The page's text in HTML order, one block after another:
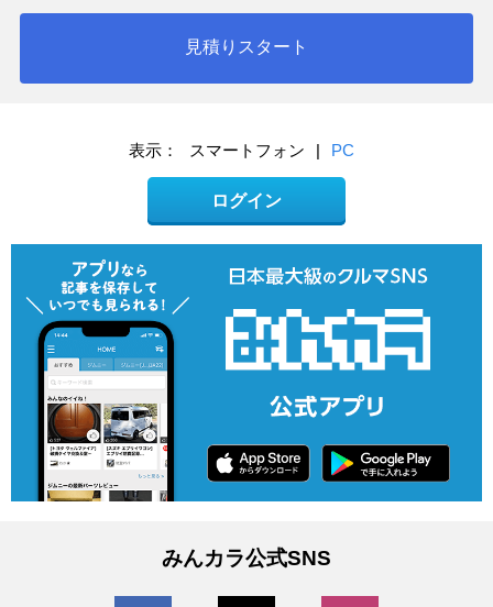
見積りスタート
表示： スマートフォン | PC
ログイン
みんカラ公式SNS